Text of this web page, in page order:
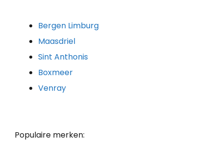
Bergen Limburg
Maasdriel
Sint Anthonis
Boxmeer
Venray
Populaire merken: